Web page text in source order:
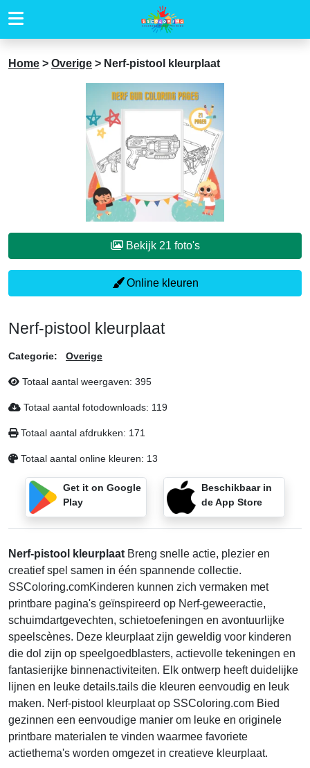
Home > Overige > Nerf-pistool kleurplaat
Bekijk 21 foto's
Online kleuren
Nerf-pistool kleurplaat
Categorie: Overige
Totaal aantal weergaven: 395
Totaal aantal fotodownloads: 119
Totaal aantal afdrukken: 171
Totaal aantal online kleuren: 13
Get it on Google
Play
Beschikbaar in
de App Store
Nerf-pistool kleurplaat Breng snelle actie, plezier en
creatief spel samen in één spannende collectie.
SSColoring.comKinderen kunnen zich vermaken met
printbare pagina's geïnspireerd op Nerf-geweeractie,
schuimdartgevechten, schietoefeningen en avontuurlijke
speelscènes. Deze kleurplaat zijn geweldig voor kinderen
die dol zijn op speelgoedblasters, actievolle tekeningen en
fantasierijke binnenactiviteiten. Elk ontwerp heeft duidelijke
lijnen en leuke details.tails die kleuren eenvoudig en leuk
maken. Nerf-pistool kleurplaat op SSColoring.com Bied
gezinnen een eenvoudige manier om leuke en originele
printbare materialen te vinden waarmee favoriete
actiethema's worden omgezet in creatieve kleurplaat.